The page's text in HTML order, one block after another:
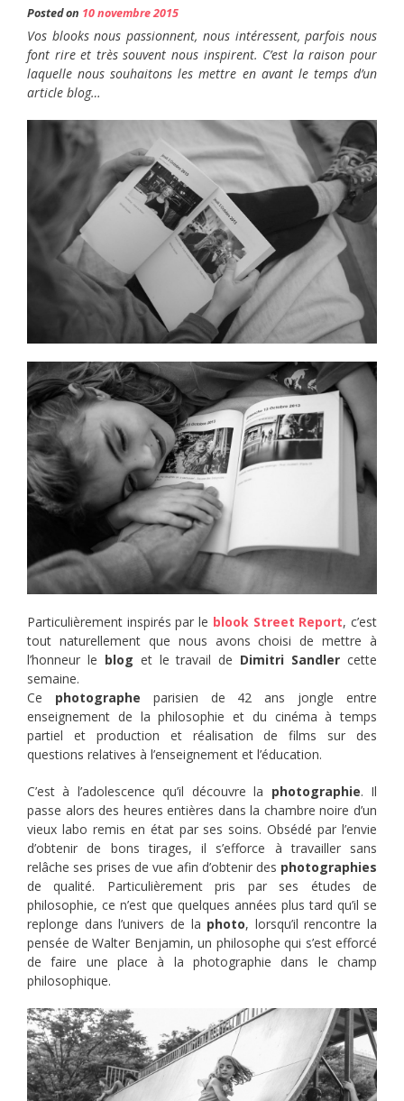
Posted on 10 novembre 2015
Vos blooks nous passionnent, nous intéressent, parfois nous
font rire et très souvent nous inspirent. C’est la raison pour
laquelle nous souhaitons les mettre en avant le temps d’un
article blog…
Particulièrement inspirés par le blook Street Report, c’est
tout naturellement que nous avons choisi de mettre à
l’honneur le blog et le travail de Dimitri Sandler cette
semaine.
Ce photographe parisien de 42 ans jongle entre
enseignement de la philosophie et du cinéma à temps
partiel et production et réalisation de films sur des
questions relatives à l’enseignement et l’éducation.
C’est à l’adolescence qu’il découvre la photographie. Il
passe alors des heures entières dans la chambre noire d’un
vieux labo remis en état par ses soins. Obsédé par l’envie
d’obtenir de bons tirages, il s’efforce à travailler sans
relâche ses prises de vue afin d’obtenir des photographies
de qualité. Particulièrement pris par ses études de
philosophie, ce n’est que quelques années plus tard qu’il se
replonge dans l’univers de la photo, lorsqu’il rencontre la
pensée de Walter Benjamin, un philosophe qui s’est efforcé
de faire une place à la photographie dans le champ
philosophique.